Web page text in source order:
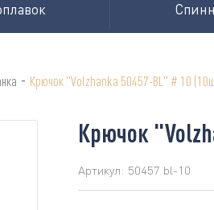
- Крючок "Volzhanka 50457-BL" # 10
Крючок
Артикул: 50457 bl-10